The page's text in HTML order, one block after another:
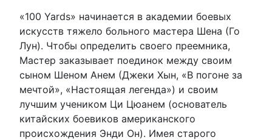
«100 Yards» начинается в академии боевых
искусств тяжело больного мастера Шена (Го
Лун). Чтобы определить своего преемника,
Мастер заказывает поединок между своим
сыном Шеном Анем (Джеки Хын, «В ​​погоне за
мечтой», «Настоящая легенда») и своим
лучшим учеником Ци Цюанем (основатель
китайских боевиков американского
происхождения Энди Он). Имея старого